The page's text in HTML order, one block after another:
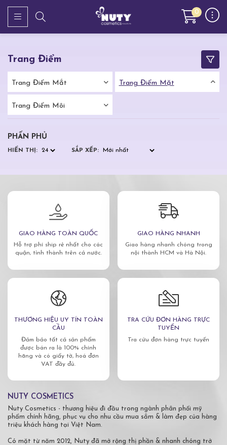
0
Trang Điểm
Trang Điểm Mắt Trang Điểm Mặt
Trang Điểm Môi
PHẤN PHỦ
HIỂN THỊ: SẮP XẾP:
GIAO HÀNG TOÀN QUỐC
Hỗ trợ phí ship rẻ nhất cho các
quận, tỉnh thành trên cả nước.
GIAO HÀNG NHANH
Giao hàng nhanh chóng trong
nội thành HCM và Hà Nội.
THƯƠNG HIỆU UY TÍN TOÀN
CẦU
Đảm bảo tất cả sản phẩm
được bán ra là 100% chính
hãng và có giấy tờ, hoá đơn
VAT đầy đủ.
TRA CỨU ĐƠN HÀNG TRỰC
TUYẾN
Tra cứu đơn hàng trực tuyến
NUTY COSMETICS
Nuty Cosmetics - thương hiệu đi đầu trong ngành phân phối mỹ
phẩm chính hãng, phục vụ cho nhu cầu mua sắm & làm đẹp của hàng
triệu khách hàng tại Việt Nam.
Có mặt từ năm 2012, Nuty đã mở rộng thị phần & nhanh chóng trở